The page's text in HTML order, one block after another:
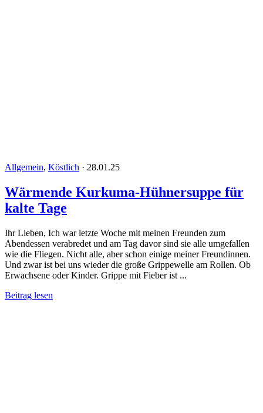
Allgemein, Köstlich · 28.01.25
Wärmende Kurkuma-Hühnersuppe für
kalte Tage
Ihr Lieben, Ich war letzte Woche mit meinen Freunden zum
Abendessen verabredet und am Tag davor sind sie alle umgefallen
wie die Fliegen. Nicht alle, aber schon einige meiner Freundinnen.
Und zwar ist bei uns wieder die große Grippewelle am Rollen. Ob
Erwachsene oder Kinder. Grippe mit Fieber ist ...
Beitrag lesen